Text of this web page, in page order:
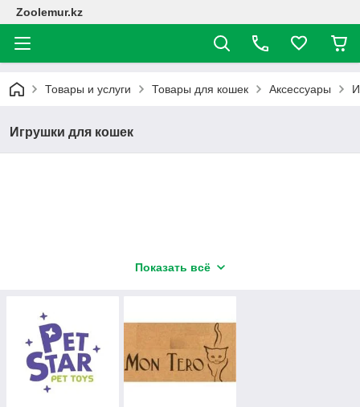
Zoolemur.kz
Товары и услуги Товары для кошек Аксессуары
Игрушки для кошек
Показать всё